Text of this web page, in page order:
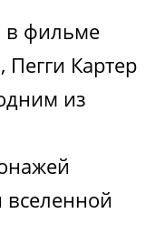
в фильме
, Пегги Картер
из
вселенной